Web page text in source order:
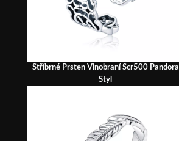
Stříbrné Prsten Vinobraní Scr500 Pandora
Styl